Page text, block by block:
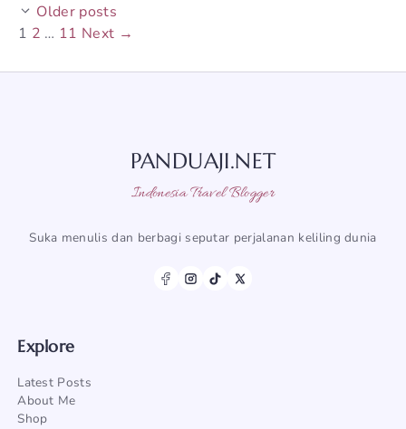
Older posts
Page
1 Page
2 … Page
11 Next →
PANDUAJI.NET
Indonesia Travel Blogger
Suka menulis dan berbagi seputar perjalanan keliling dunia
Explore
Latest Posts
About Me
Shop